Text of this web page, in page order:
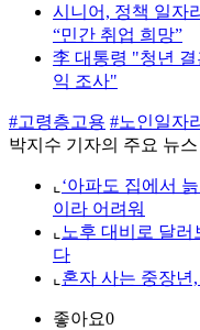
시니어, 정책 일자
“민간 취업 희망”
李 대통령 "청년 결
익 조사"
#고령층고용 #노인일자리
박지수 기자의 주요 뉴스
⌞ ‘아파도 집에서
이라 어려워
⌞ 노후 대비로 달러
다
⌞ 혼자 사는 중장년,
좋아요0